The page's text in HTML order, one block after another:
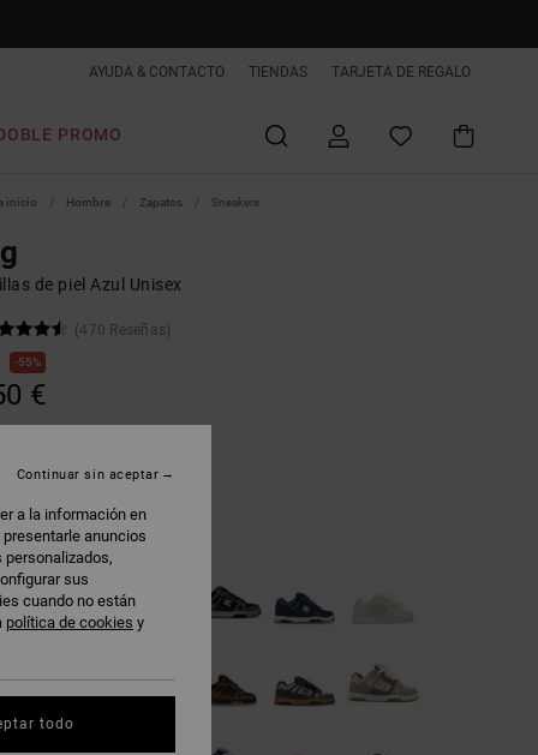
AYUDA & CONTACTO TIENDAS TARJETA DE REGALO
PROMO
inicio Hombre Zapatos Sneakers
de piel Azul Unisex
(470 Reseñas)
55%
€
grey
a la información en
anuncios
personalizados,
sus
cuando no están
política de cookies y
Continuar sin aceptar
todo